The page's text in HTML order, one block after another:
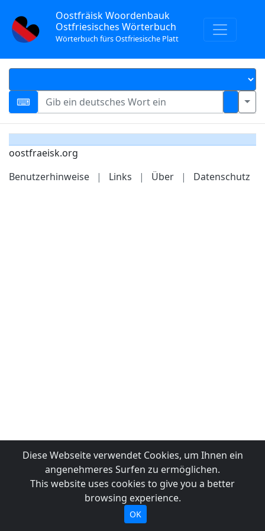
Oostfräisk Woordenbauk
Ostfriesisches Wörterbuch
Wörterbuch fürs Ostfriesische Platt
oostfraeisk.org
Benutzerhinweise
| Links | Über | Datenschutz
Diese Webseite verwendet Cookies, um Ihnen ein
angenehmeres Surfen zu ermöglichen.
This website uses cookies to give you a better
browsing experience.
OK